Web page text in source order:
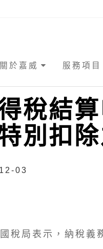
關於嘉威 服務項目
稅結
別扣
03
局表示，納稅義務